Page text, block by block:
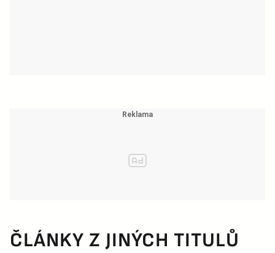
ČLÁNKY Z JINÝCH TITULŮ